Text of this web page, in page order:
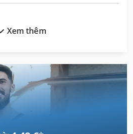
Xem thêm